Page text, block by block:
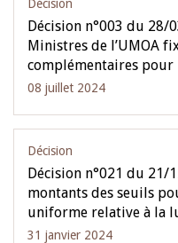
Décision
Décision n°003 du 28/
Ministres de l’UMOA
complémentaires
08 juillet 2024
Décision
Décision n°021 du 21/
montants des seuils
uniforme relative à la
31 janvier 2024